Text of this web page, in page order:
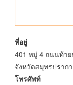
ที่อยู่
401 หมู่ 4 ถนนท้า
จังหวัดสมุทรปราก
โทรศัพท์